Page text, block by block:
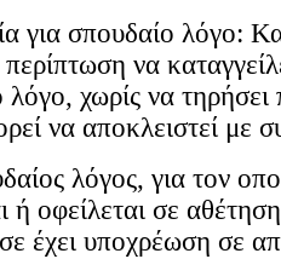
για σπουδαίο λόγο:
να
χωρίς να
να αποκλειστεί με
λόγος, για τον
ή οφείλεται σε
έχει υποχρέωση σε